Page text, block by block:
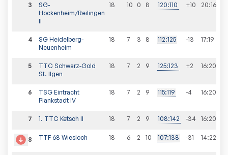
3
SG-
Hockenheim/Reilingen
II
18 10 0 8 120:110 +10 20:16
4
SG Heidelberg-
Neuenheim
18 7 3 8 112:125 -13 17:19
5
TTC Schwarz-Gold
St. Ilgen
18 7 2 9 125:123 +2 16:20
6
TSG Eintracht
Plankstadt IV
18 7 2 9 115:119 -4 16:20
7 1. TTC Ketsch II 18 7 2 9 108:142 -34 16:20
8 TTF 68 Wiesloch 18 6 2 10 107:138 -31 14:22